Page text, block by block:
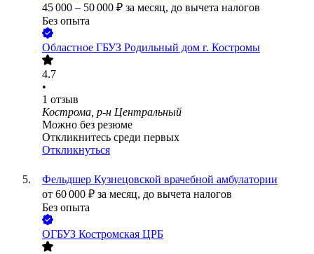
45 000 – 50 000 ₽ за месяц, до вычета налогов
Без опыта
Областное ГБУЗ Родильный дом г. Костромы
4.7
•
1 отзыв
Кострома, р-н Центральный
Можно без резюме
Откликнитесь среди первых
Откликнуться
Фельдшер Кузнецовской врачебной амбулатории
от 60 000 ₽ за месяц, до вычета налогов
Без опыта
ОГБУЗ Костромская ЦРБ